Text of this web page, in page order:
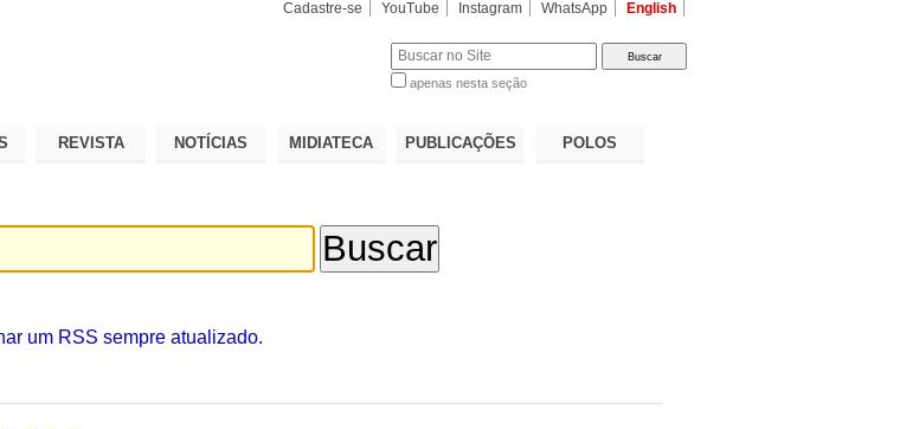
Cadastre-se YouTube Instagram WhatsApp English
apenas nesta seção
REVISTA NOTÍCIAS MIDIATECA PUBLICAÇÕES POLOS
um RSS sempre atualizado.